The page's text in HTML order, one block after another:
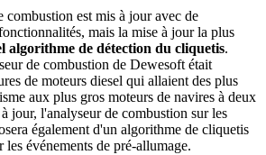
combustion est mis à jour avec de
mais la mise à jour la plus
algorithme de détection du cliquetis.
de combustion de Dewesoft était
de moteurs diesel qui allaient des plus
aux plus gros moteurs de navires à deux
jour, l'analyseur de combustion sur les
également d'un algorithme de cliquetis
les événements de pré-allumage.